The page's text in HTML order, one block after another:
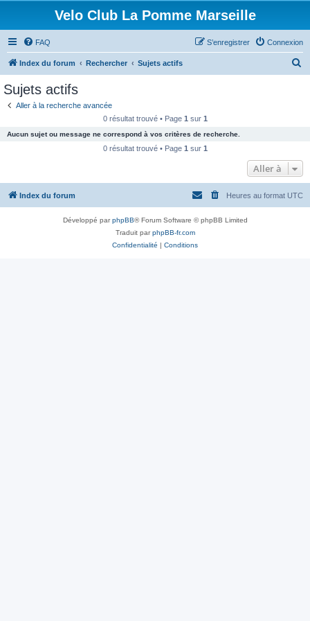
Velo Club La Pomme Marseille
FAQ Connexion
S’enregistrer
Index du forum Rechercher Sujets actifs
c
e
Sujets actifs
Aller à la recherche avancée
0 résultat trouvé • Page 1 sur 1
Aucun sujet ou message ne correspond à vos critères de recherche.
0 résultat trouvé • Page 1 sur 1
Aller à
Index du forum Heures au format UTC
Développé parphpBB® Forum Software © phpBB Limited
Traduit parphpBB-fr.com
Confidentialité | Conditions